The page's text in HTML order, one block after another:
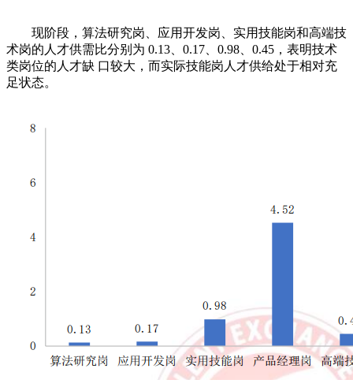
现阶段，算法研究岗、应用开发岗、实用技能岗和高端技
术岗的人才供需比分别为 0.13、0.17、0.98、0.45，表明技术
类岗位的人才缺 口较大，而实际技能岗人才供给处于相对充
足状态。